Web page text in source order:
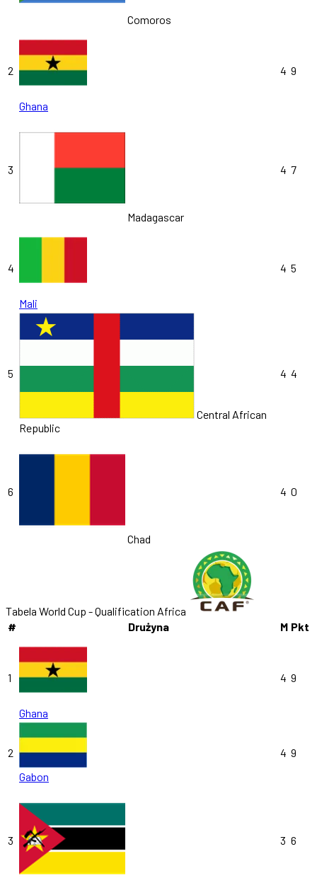
Comoros
2
Ghana
4 9
3
Madagascar
4 7
4
Mali
4 5
5
Central African
Republic
4 4
6
Chad
4 0
Tabela World Cup - Qualification Africa
#
Drużyna M Pkt
1
Ghana
4 9
2
Gabon
4 9
3 3 6